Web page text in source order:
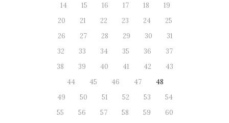
14
15 16 17 18
19
20
21 22 23 24
25
26
27 28 29 30
31
32
33 34 35 36
37
38
39 40 41 42
43
44
45 46 47
48
49
50 51 52 53
54
55
56 57 58 59
60